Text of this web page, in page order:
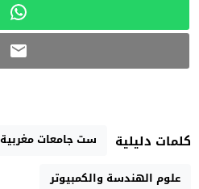
كلمات دليلية
ست جامعات مغربية
علوم الهندسة والكمبيوتر